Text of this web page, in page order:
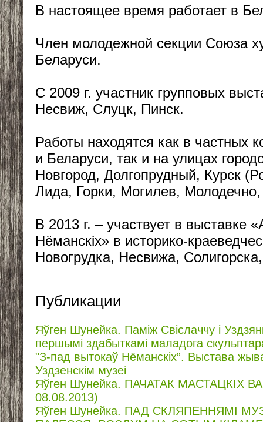
В настоящее время работает в
Член молодежной секции Союза
Беларуси.
С 2009 г. участник групповых
Несвиж, Слуцк, Пинск.
Работы находятся как в частных
и Беларуси, так и на улицах
Новгород, Долгопрудный, Курск
Лида, Горки, Могилев,
В 2013 г. – участвует в выставке
Нёманскiх» в историко-
Новогрудка, Несвижа,
Публикации
Яўген Шунейка. Паміж Свіслаччу і
першымі здабыткамі маладога
"З-пад вытокаў Нёманскіх”. Выстава
Уздзенскім музеі
Яўген Шунейка. ПАЧАТАК МАСТАЦКІХ
08.08.2013)
Яўген Шунейка. ПАД СКЛЯПЕННЯМІ